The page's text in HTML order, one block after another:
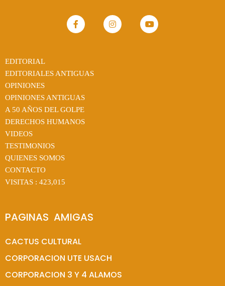
EDITORIAL
EDITORIALES ANTIGUAS
OPINIONES
OPINIONES ANTIGUAS
A 50 AÑOS DEL GOLPE
DERECHOS HUMANOS
VIDEOS
TESTIMONIOS
QUIENES SOMOS
CONTACTO
VISITAS : 423,015
PAGINAS  AMIGAS
CACTUS CULTURAL
CORPORACION UTE USACH
CORPORACION 3 Y 4 ALAMOS